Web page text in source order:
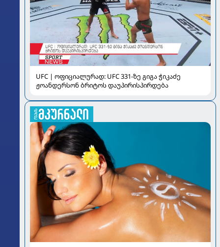
UFC | ოფიციალურად: UFC 331-ზე გიგა ჭიკაძე
ჟოანდერსონ ბრიტოს დაუპირისპირდება